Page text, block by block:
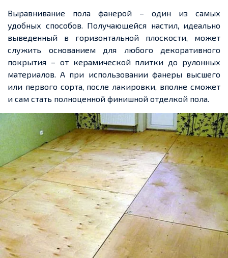
Выравнивание пола фанерой – один из самых
удобных способов. Получающейся настил, идеально
выведенный в горизонтальной плоскости, может
служить основанием для любого декоративного
покрытия – от керамической плитки до рулонных
материалов. А при использовании фанеры высшего
или первого сорта, после лакировки, вполне сможет
и сам стать полноценной финишной отделкой пола.